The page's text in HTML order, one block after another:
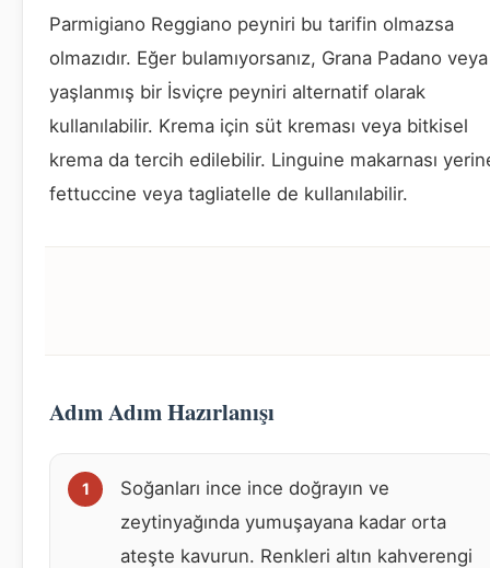
Parmigiano Reggiano peyniri bu tarifin olmazsa
olmazıdır. Eğer bulamıyorsanız, Grana Padano veya
yaşlanmış bir İsviçre peyniri alternatif olarak
kullanılabilir. Krema için süt kreması veya bitkisel
krema da tercih edilebilir. Linguine makarnası
fettuccine veya tagliatelle de kullanılabilir.
Adım Adım Hazırlanışı
Soğanları ince ince doğrayın ve
zeytinyağında yumuşayana kadar orta
ateşte kavurun. Renkleri altın kahverengi